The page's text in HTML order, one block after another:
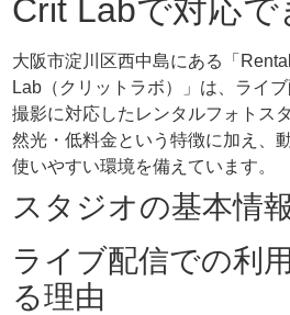
Crit Labで対応で
大阪市淀川区西中島にある「
Lab（クリットラボ）」は、ライ
撮影に対応したレンタルフォトス
然光・低料金という特徴に加え、
使いやすい環境を備えています。
スタジオの基本情報
ライブ配信での利
る理由